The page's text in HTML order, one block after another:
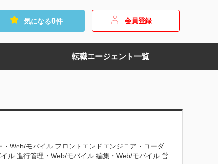
気になる0件 会員登録
転職エージェント一覧
Web/モバイル:フロントエンドエンジニア・コーダ
ル:進行管理・Web/モバイル:編集・Web/モバイル:営